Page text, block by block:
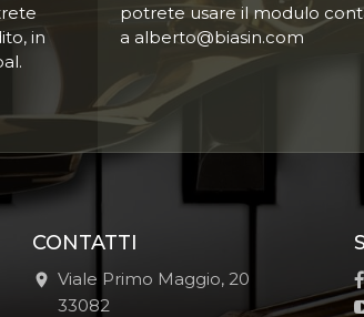
in
potrete usare il modulo
a alberto@biasin.com
CONTATTI
Viale Primo Maggio, 20
-
33082